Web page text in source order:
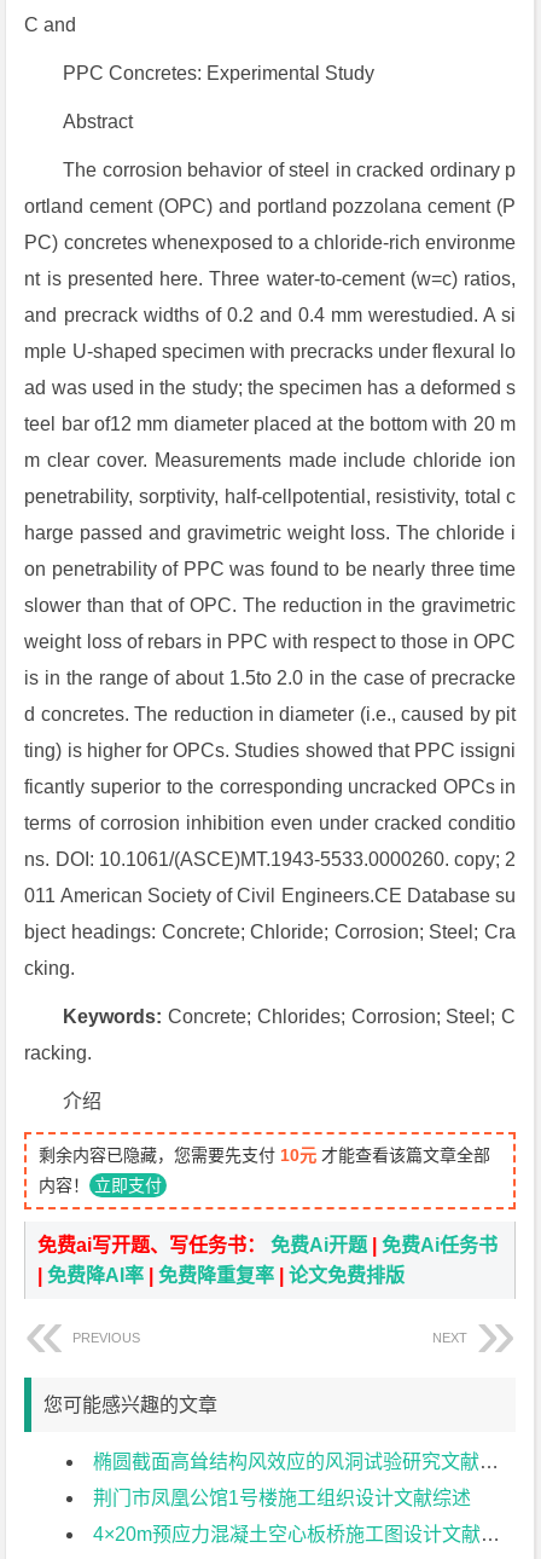
C and
PPC Concretes: Experimental Study
Abstract
The corrosion behavior of steel in cracked ordinary p
ortland cement (OPC) and portland pozzolana cement (P
PC) concretes whenexposed to a chloride-rich environme
nt is presented here. Three water-to-cement (w=c) ratios,
and precrack widths of 0.2 and 0.4 mm werestudied. A si
mple U-shaped specimen with precracks under flexural lo
ad was used in the study; the specimen has a deformed s
teel bar of12 mm diameter placed at the bottom with 20 m
m clear cover. Measurements made include chloride ion
penetrability, sorptivity, half-cellpotential, resistivity, total c
harge passed and gravimetric weight loss. The chloride i
on penetrability of PPC was found to be nearly three time
slower than that of OPC. The reduction in the gravimetric
weight loss of rebars in PPC with respect to those in OPC
is in the range of about 1.5to 2.0 in the case of precracke
d concretes. The reduction in diameter (i.e., caused by pit
ting) is higher for OPCs. Studies showed that PPC issigni
ficantly superior to the corresponding uncracked OPCs in
terms of corrosion inhibition even under cracked conditio
ns. DOI: 10.1061/(ASCE)MT.1943-5533.0000260. copy; 2
011 American Society of Civil Engineers.CE Database su
bject headings: Concrete; Chloride; Corrosion; Steel; Cra
cking.
Keywords: Concrete; Chlorides; Corrosion; Steel; C
racking.
介绍
剩余内容已隐藏，您需要先支付 10元 才能查看该篇文章全部
内容！ 立即支付
免费ai写开题、写任务书：免费Ai开题 |免费Ai任务书
|免费降AI率 |免费降重复率 |论文免费排版
PREVIOUS NEXT
您可能感兴趣的文章
椭圆截面高耸结构风效应的风洞试验研究文献综述
荆门市凤凰公馆1号楼施工组织设计文献综述
4×20m预应力混凝土空心板桥施工图设计文献综述